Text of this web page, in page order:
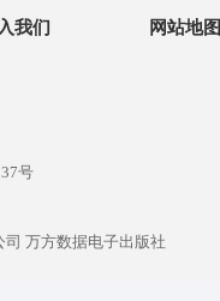
我们 网站地图
号
万方数据电子出版社